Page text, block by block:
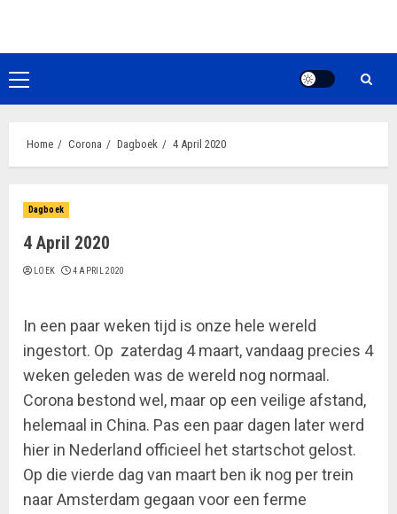
de
inhoudPrimair
menu
Home Corona Dagboek 4 April 2020
Dagboek
4 April 2020
LOEK 4 APRIL 2020
In een paar weken tijd is onze hele wereld
ingestort. Op zaterdag 4 maart, vandaag precies 4
weken geleden was de wereld nog normaal.
Corona bestond wel, maar op een veilige afstand,
helemaal in China. Pas een paar dagen later werd
hier in Nederland officieel het startschot gelost.
Op die vierde dag van maart ben ik nog per trein
naar Amsterdam gegaan voor een ferme